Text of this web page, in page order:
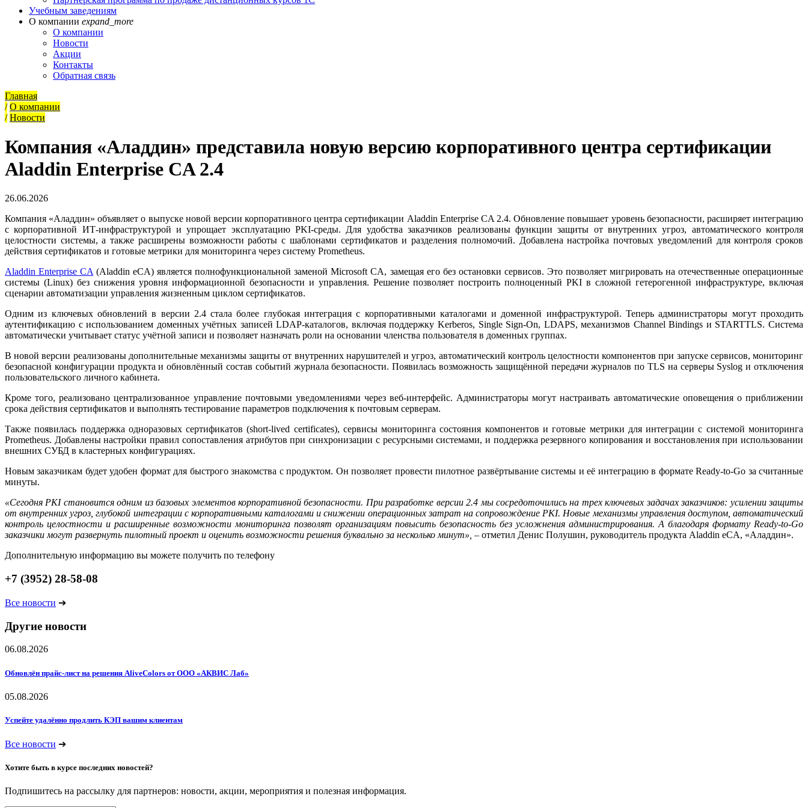
Учебным заведениям
О компании expand_more
О компании
Новости
Акции
Контакты
Обратная связь
Главная
/ О компании
/ Новости
Компания «Аладдин» представила новую версию корпоративного центра сертификации
Aladdin Enterprise CA 2.4
26.06.2026
Компания «Аладдин» объявляет о выпуске новой версии корпоративного центра сертификации Aladdin Enterprise CA 2.4. Обновление повышает уровень безопасности, расширяет интеграцию
с корпоративной ИТ-инфраструктурой и упрощает эксплуатацию PKI-среды. Для удобства заказчиков реализованы функции защиты от внутренних угроз, автоматического контроля
целостности системы, а также расширены возможности работы с шаблонами сертификатов и разделения полномочий. Добавлена настройка почтовых уведомлений для контроля сроков
действия сертификатов и готовые метрики для мониторинга через систему Prometheus.
Aladdin Enterprise CA(Aladdin eCA) является полнофункциональной заменой Microsoft CA, замещая его без остановки сервисов. Это позволяет мигрировать на отечественные операционные
системы (Linux) без снижения уровня информационной безопасности и управления. Решение позволяет построить полноценный PKI в сложной гетерогенной инфраструктуре, включая
сценарии автоматизации управления жизненным циклом сертификатов.
Одним из ключевых обновлений в версии 2.4 стала более глубокая интеграция с корпоративными каталогами и доменной инфраструктурой. Теперь администраторы могут проходить
аутентификацию с использованием доменных учётных записей LDAP-каталогов, включая поддержку Kerberos, Single Sign-On, LDAPS, механизмов Channel Bindings и STARTTLS. Система
автоматически учитывает статус учётной записи и позволяет назначать роли на основании членства пользователя в доменных группах.
В новой версии реализованы дополнительные механизмы защиты от внутренних нарушителей и угроз, автоматический контроль целостности компонентов при запуске сервисов, мониторинг
безопасной конфигурации продукта и обновлённый состав событий журнала безопасности. Появилась возможность защищённой передачи журналов по TLS на серверы Syslog и отключения
пользовательского личного кабинета.
Кроме того, реализовано централизованное управление почтовыми уведомлениями через веб-интерфейс. Администраторы могут настраивать автоматические оповещения о приближении
срока действия сертификатов и выполнять тестирование параметров подключения к почтовым серверам.
Также появилась поддержка одноразовых сертификатов (short-lived certificates), сервисы мониторинга состояния компонентов и готовые метрики для интеграции с системой мониторинга
Prometheus. Добавлены настройки правил сопоставления атрибутов при синхронизации с ресурсными системами, и поддержка резервного копирования и восстановления при использовании
внешних СУБД в кластерных конфигурациях.
Новым заказчикам будет удобен формат для быстрого знакомства с продуктом. Он позволяет провести пилотное развёртывание системы и её интеграцию в формате Ready-to-Go за считанные
минуты.
«Сегодня PKI становится одним из базовых элементов корпоративной безопасности. При разработке версии 2.4 мы сосредоточились на трех ключевых задачах заказчиков: усилении защиты
от внутренних угроз, глубокой интеграции с корпоративными каталогами и снижении операционных затрат на сопровождение PKI. Новые механизмы управления доступом, автоматический
контроль целостности и расширенные возможности мониторинга позволят организациям повысить безопасность без усложнения администрирования. А благодаря формату Ready-to-Go
заказчики могут развернуть пилотный проект и оценить возможности решения буквально за несколько минут», – отметил Денис Полушин, руководитель продукта Aladdin eCA, «Аладдин».
Дополнительную информацию вы можете получить по телефону
+7 (3952) 28-58-08
Все новости ➔
Другие новости
06.08.2026
Обновлён прайс-лист на решения AliveColors от ООО «АКВИС Лаб»
05.08.2026
Успейте удалённо продлить КЭП вашим клиентам
Все новости ➔
Хотите быть в курсе последних новостей?
Подпишитесь на рассылку для партнеров: новости, акции, мероприятия и полезная информация.